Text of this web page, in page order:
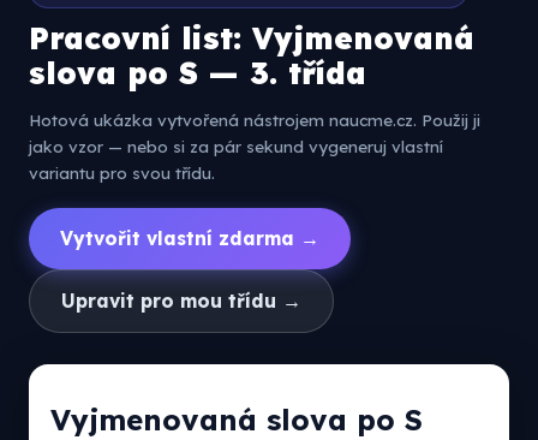
Pracovní list: Vyjmenovaná
slova po S — 3. třída
Hotová ukázka vytvořená nástrojem naucme.cz. Použij ji
jako vzor — nebo si za pár sekund vygeneruj vlastní
variantu pro svou třídu.
Vytvořit vlastní zdarma →
Upravit pro mou třídu →
Vyjmenovaná slova po S